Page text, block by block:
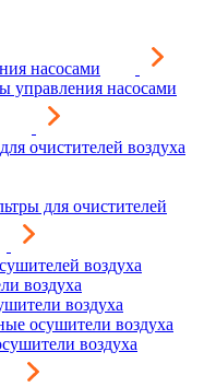
насосами
управления насосами
очистителей воздуха
для очистителей
воздуха
воздуха
воздуха
осушители воздуха
воздуха